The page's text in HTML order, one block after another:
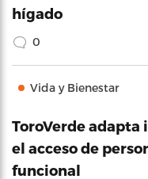
hígado
0
Vida y Bienestar
ToroVerde
el acceso de
funcional